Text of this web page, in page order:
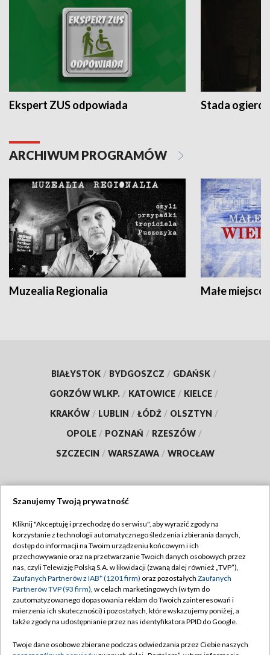
Ekspert ZUS odpowiada Stada
ARCHIWUM PROGRAMÓW
Muzealia Regionalia Małe
BIAŁYSTOK / BYDGOSZCZ / GDAŃSK /
GORZÓW WLKP. / KATOWICE / KIELCE /
KRAKÓW / LUBLIN / ŁÓDŹ / OLSZTYN /
OPOLE / POZNAŃ / RZESZÓW /
SZCZECIN / WARSZAWA / WROCŁAW
TVP
Abonament TVP
Emisja w TVP
Centrum informacji TVP
Naziemna Telewizja Cyfrowa
Regulamin TVP
Polityka prywatności
Moje zgody
Pomoc
Szanujemy Twoją prywatność
Kliknij "Akceptuję i przechodzę do serwisu", aby wyrazić zgody na
korzystanie z technologii automatycznego śledzenia i zbierania danych,
dostęp do informacji na Twoim urządzeniu końcowym i ich
przechowywanie oraz na przetwarzanie Twoich danych osobowych przez
nas, czyli Telewizję Polską S.A. w likwidacji (zwaną dalej również „TVP”),
Zaufanych Partnerów z IAB* (1201 firm) oraz pozostałych Zaufanych
Partnerów TVP (93 firm), w celach marketingowych (w tym do
zautomatyzowanego dopasowania reklam do Twoich zainteresowań i
mierzenia ich skuteczności) i pozostałych, które wskazujemy poniżej, a
także zgody na udostępnianie przez nas identyfikatora PPID do Google.
Twoje dane osobowe zbierane podczas odwiedzania przez Ciebie naszych